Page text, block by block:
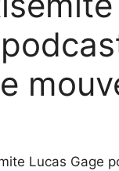
Lucas Gage